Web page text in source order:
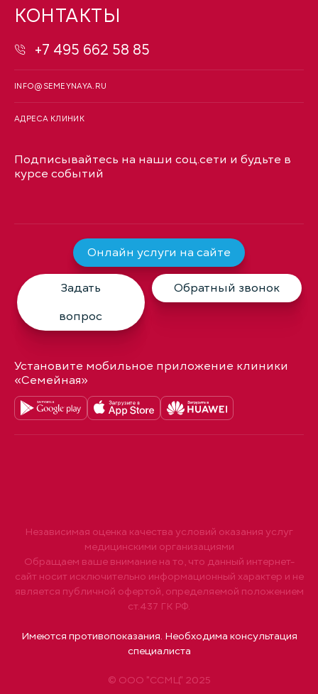
КОНТАКТЫ
+7 495 662 58 85
INFO@SEMEYNAYA.RU
АДРЕСА КЛИНИК
Подписывайтесь на наши соц.сети и будьте в
курсе событий
Онлайн услуги на сайте
Задать
вопрос
Обратный звонок
Установите мобильное приложение клиники
«Семейная»
© ООО "ССМЦ" 2025
Независимая оценка качества условий оказания услуг
медицинскими организациями
Обращаем ваше внимание на то, что данный интернет-
сайт носит исключительно информационный характер и не
является публичной офертой, определяемой положением
ст.437 ГК РФ.
Имеются противопоказания. Необходима консультация
специалиста